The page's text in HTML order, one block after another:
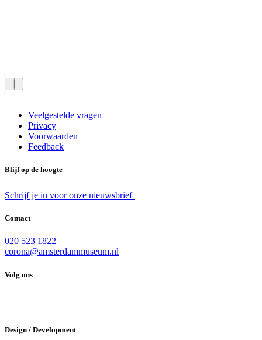
Veelgestelde vragen
Privacy
Voorwaarden
Feedback
Blijf op de hoogte
Schrijf je in voor onze nieuwsbrief
Contact
020 523 1822
corona@amsterdammuseum.nl
Volg ons
Design / Development